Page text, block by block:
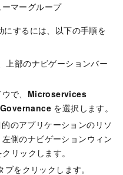
マーグループ
にするには、以下の手順を
上部のナビゲーションバー
で、 Microservices
を選択します。
のアプリケーションのリソ
側のナビゲーションウィン
クリックします。
ブをクリックします。